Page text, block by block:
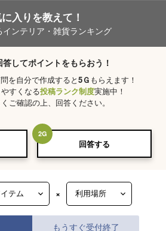
入りを教えて！
ンテリア・雑貨ランキング
してポイントをもらおう！
問を自分で作成すると5Ｇ もらえます！
すくなる投稿ランク制度実施中！
ご確認の上、回答ください。
2G
回答する
×
もうすぐ受付終了